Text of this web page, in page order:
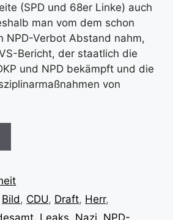
(SPD und 68er Linke) auch
man vom dem schon
NPD-Verbot Abstand nahm,
Bericht, der staatlich die
und NPD bekämpft und die
von
Bild, CDU, Draft, Herr,
, Leaks, Nazi, NPD-